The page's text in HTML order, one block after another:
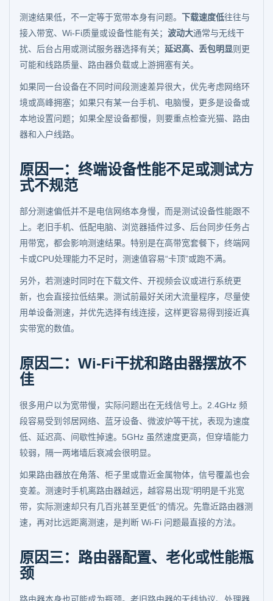
测速结果低，不一定等于宽带本身有问题。 下载速度低往往与
接入带宽、Wi‑Fi质量或设备性能有关； 波动大通常与无线干
扰、后台占用或测试服务器选择有关； 延迟高、丢包明显则更
可能和线路质量、路由器负载或上游拥塞有关。
如果同一台设备在不同时间段测速差异很大，优先考虑网络环
境或高峰拥塞；如果只有某一台手机、电脑慢，更多是设备或
本地设置问题；如果全屋设备都慢，则要重点检查光猫、路由
器和入户线路。
原因一：终端设备性能不足或测试方
式不规范
部分测速偏低并不是电信网络本身慢，而是测试设备性能跟不
上。老旧手机、低配电脑、浏览器插件过多、后台同步任务占
用带宽，都会影响测速结果。特别是在高带宽套餐下，终端网
卡或CPU处理能力不足时，测速值容易“卡顶”或跑不满。
另外，若测速时同时在下载文件、开视频会议或进行系统更
新，也会直接拉低结果。测试前最好关闭大流量程序，尽量使
用单设备测速，并优先选择有线连接，这样更容易得到接近真
实带宽的数值。
原因二：Wi-Fi干扰和路由器摆放不
佳
很多用户以为宽带慢，实际问题出在无线信号上。2.4GHz 频
段容易受到邻居网络、蓝牙设备、微波炉等干扰，表现为速度
低、延迟高、间歇性掉速。5GHz 虽然速度更高，但穿墙能力
较弱，隔一两堵墙后衰减会很明显。
如果路由器放在角落、柜子里或靠近金属物体，信号覆盖也会
变差。测速时手机离路由器越远，越容易出现“明明是千兆宽
带，实际测速却只有几百兆甚至更低”的情况。先靠近路由器测
速，再对比远距离测速，是判断 Wi‑Fi 问题最直接的方法。
原因三：路由器配置、老化或性能瓶
颈